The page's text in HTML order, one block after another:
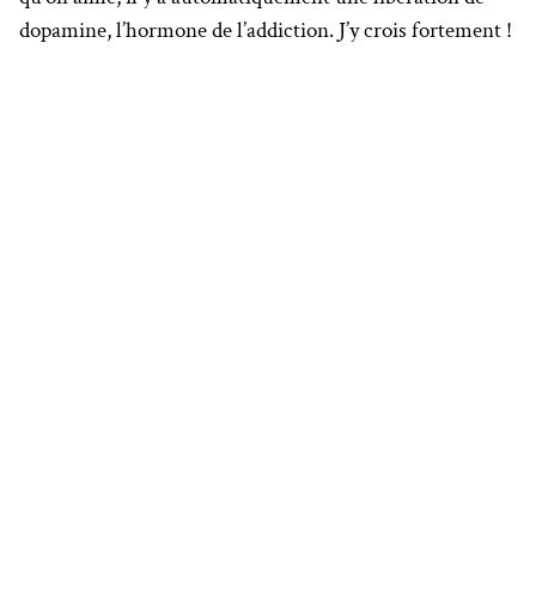
dopamine, l’hormone de l’addiction. J’y crois fortement !